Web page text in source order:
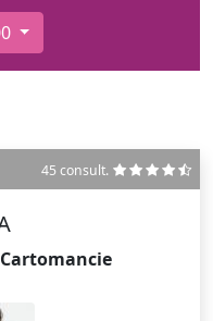
45 consult.